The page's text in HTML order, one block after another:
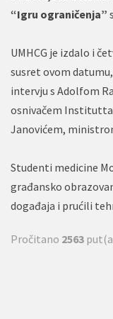
“Igru ograničenja”
UMHCG je izdalo i
susret ovom
intervju s Adolfom
osnivačem
Janovićem,
Studenti medicine
građansko
događaja i prućili
Pročitano 2563